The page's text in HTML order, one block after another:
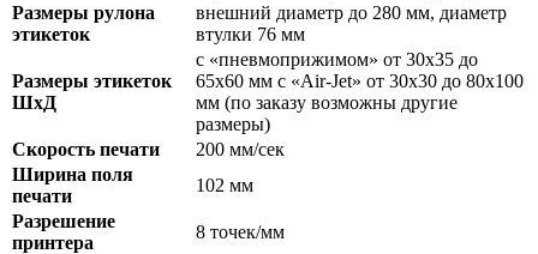
Размеры рулона
этикеток
внешний диаметр до 280 мм, диаметр
втулки 76 мм
Размеры этикеток
ШхД
с «пневмоприжимом» от 30х35 до
65х60 мм с «Air-Jet» от 30х30 до 80х100
мм (по заказу возможны другие
размеры)
Скорость печати
200 мм/сек
Ширина поля
печати
102 мм
Разрешение
принтера
8 точек/мм